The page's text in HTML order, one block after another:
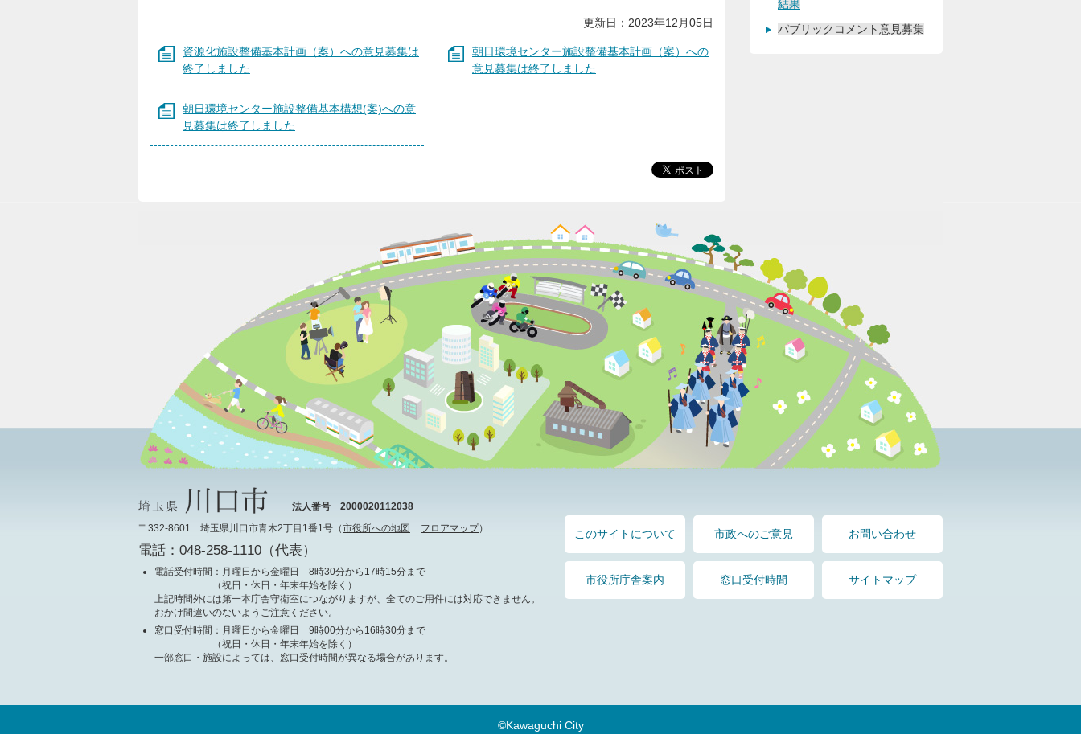
更新日：2023年12月05日
資源化施設整備基本計画（案）への意見募集は
終了しました
朝日環境センター施設整備基本計画（案）への
意見募集は終了しました
朝日環境センター施設整備基本構想(案)への意
見募集は終了しました
結果
パブリックコメント意見募集
法人番号 2000020112038
〒332-8601 埼玉県川口市青木2丁目1番1号（市役所への地図 フロアマップ）
電話：048-258-1110（代表）
電話受付時間 ：月曜日から金曜日 8時30分から17時15分まで
（祝日・休日・年末年始を除く）
上記時間外には第一本庁舎守衛室につながりますが、全てのご用件には対応できません。
おかけ間違いのないようご注意ください。
窓口受付時間 ：月曜日から金曜日 9時00分から16時30分まで
（祝日・休日・年末年始を除く）
一部窓口・施設によっては、窓口受付時間が異なる場合があります。
このサイトについて 市政へのご意見 お問い合わせ
市役所庁舎案内 窓口受付時間 サイトマップ
©Kawaguchi City